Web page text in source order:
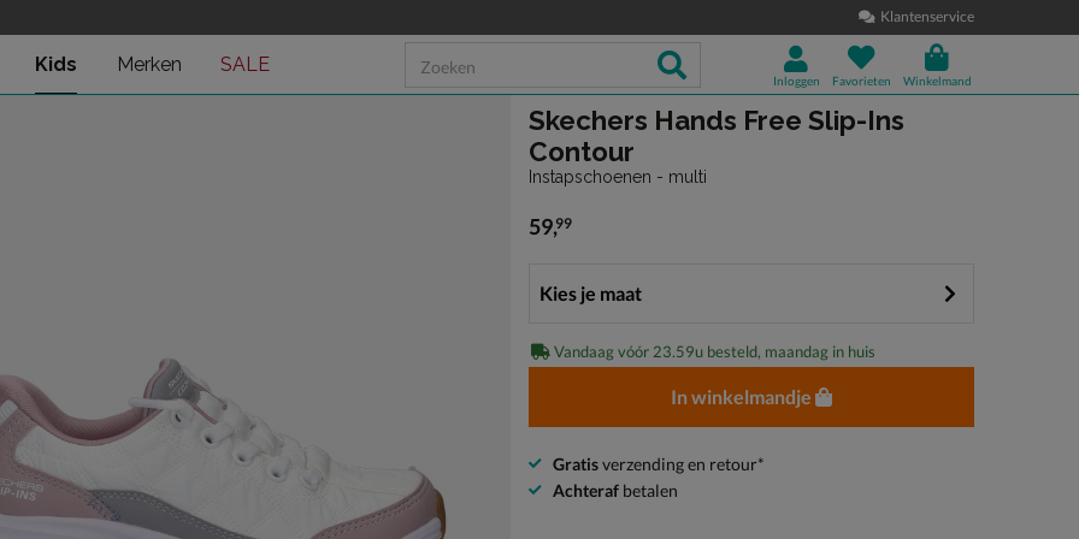
Klantenservice
Kids Merken SALE
Inloggen Favorieten Winkelmand
Skechers Hands Free Slip-Ins
Contour
Instapschoenen - multi
€ 59,99
59,99
Kies je maat
Vandaag vóór 23.59u besteld, maandag in huis
In winkelmandje
Gratisverzending en retour*
Achteraf betalen